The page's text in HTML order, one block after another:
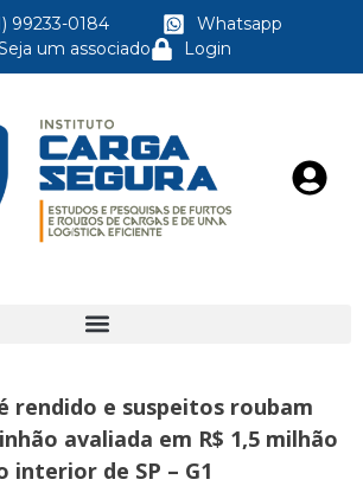
99233-0184
Whatsapp
um associado
Login
rendido e suspeitos roubam
avaliada em R$ 1,5 milhão
interior de SP – G1